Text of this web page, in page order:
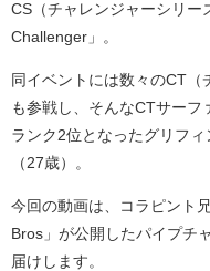
CS（チャレンジャーシリー
Challenger」。
同イベントには数々のCT
も参戦し、そんなCTサー
ランク2位となったグリフ
（27歳）。
今回の動画は、コラピント
Bros」が公開したパイプチ
届けします。